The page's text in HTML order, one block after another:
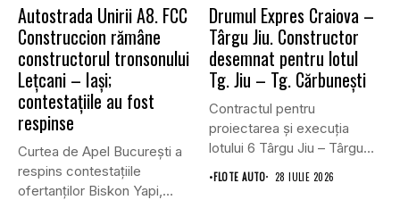
Autostrada Unirii A8. FCC
Construccion rămâne
constructorul tronsonului
Lețcani – Iași;
contestațiile au fost
respinse
Curtea de Apel București a
respins contestațiile
ofertanților Biskon Yapi,
Drumul Expres Craiova –
Târgu Jiu. Constructor
desemnat pentru lotul
Tg. Jiu – Tg. Cărbunești
Contractul pentru
proiectarea și execuția
lotului 6 Târgu Jiu – Târgu
Cărbunești,...
•FLOTE AUTO 28 IULIE 2026